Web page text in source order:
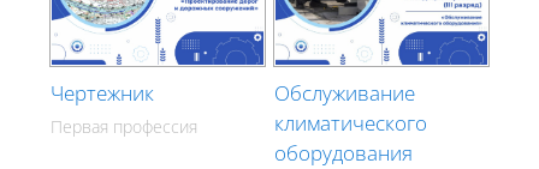
Чертежник
Первая профессия
Обслуживание
климатического
оборудования